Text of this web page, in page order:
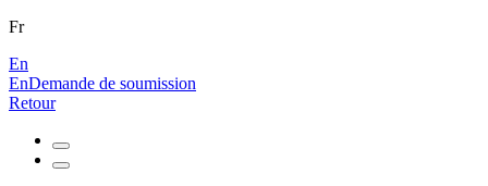
Fr
En
EnDemande de soumission
Retour